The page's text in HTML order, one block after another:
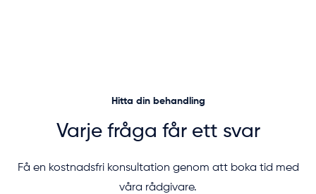
Hitta din behandling
Varje fråga får ett svar
Få en kostnadsfri konsultation genom att boka tid med
våra rådgivare.